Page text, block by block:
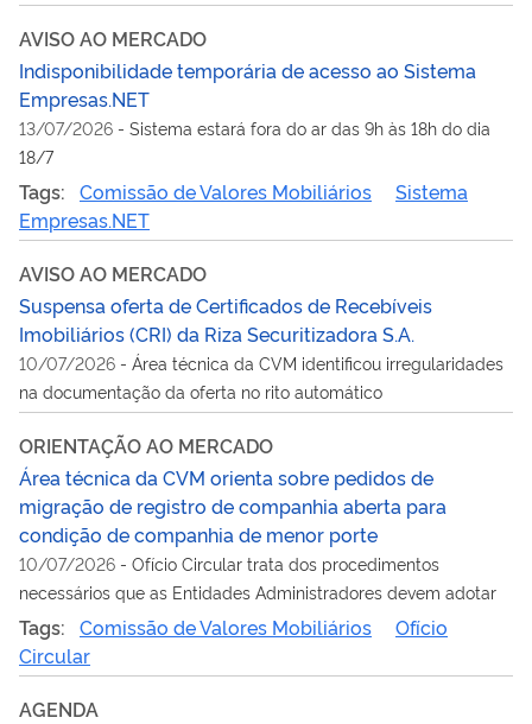
AVISO AO MERCADO
Indisponibilidade temporária de acesso ao Sistema
Empresas.NET
13/07/2026 - Sistema estará fora do ar das 9h às 18h do dia
18/7
Tags: Comissão de Valores Mobiliários
Sistema
Empresas.NET
AVISO AO MERCADO
Suspensa oferta de Certificados de Recebíveis
Imobiliários (CRI) da Riza Securitizadora S.A.
10/07/2026 - Área técnica da CVM identificou irregularidades
na documentação da oferta no rito automático
ORIENTAÇÃO AO MERCADO
Área técnica da CVM orienta sobre pedidos de
migração de registro de companhia aberta para
condição de companhia de menor porte
10/07/2026 - Ofício Circular trata dos procedimentos
necessários que as Entidades Administradores devem adotar
Tags: Comissão de Valores Mobiliários
Ofício
Circular
AGENDA